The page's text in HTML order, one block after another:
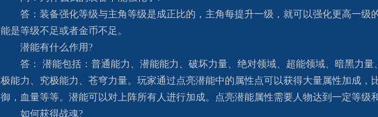
答：装备强化等级与主角等级是成正比的，主角每提升一级，就可以强化更高一级
能是等级不足或者金币不足。
潜能有什么作用?
答： 潜能包括：普通能力、潜能能力、破坏力量、绝对领域、超能领域、暗黑力量
极能力、究极能力、苍穹力量。玩家通过点亮潜能中的属性点可以获得大量属性加成，
御，血量等等。潜能可以对上阵所有人进行加成。点亮潜能属性需要人物达到一定等级
如何获得战魂?